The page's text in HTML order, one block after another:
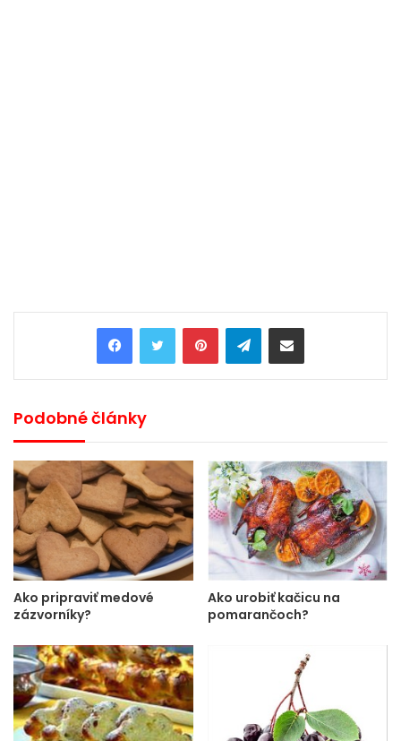
PinterestTelegramShare via Email
Podobné články
Ako pripraviť medové
zázvorníky?
Ako urobiť kačicu na
pomarančoch?